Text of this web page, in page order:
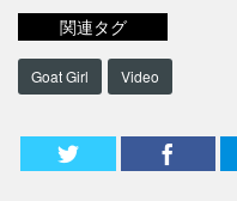
関連タグ
Goat Girl Video